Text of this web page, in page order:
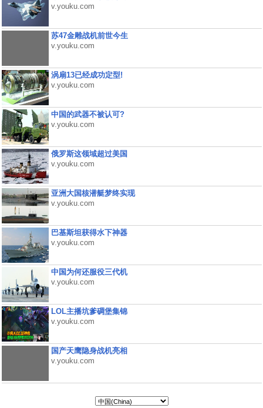
v.youku.com
苏47金雕战机前世今生
v.youku.com
涡扇13已经成功定型!
v.youku.com
中国的武器不被认可?
v.youku.com
俄罗斯这领域超过美国
v.youku.com
亚洲大国核潜艇梦终实现
v.youku.com
巴基斯坦获得水下神器
v.youku.com
中国为何还服役三代机
v.youku.com
LOL主播坑爹碉堡集锦
v.youku.com
国产天鹰隐身战机亮相
v.youku.com